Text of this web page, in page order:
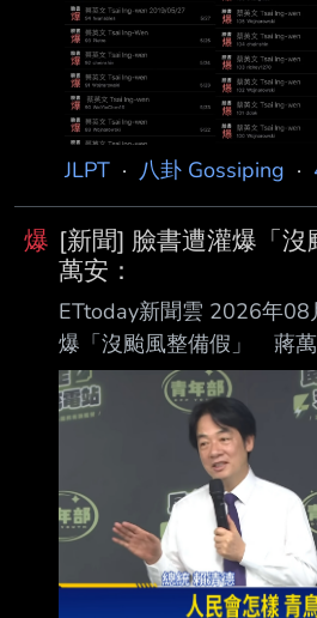
JLPT · 八卦 Gossiping ·
爆 [新聞] 臉書遭灌爆「
萬安：
ETtoday新聞雲 2026年
爆「沒颱風整備假」 蔣萬
陸上警報 記者鄭佩玟／台
豚雖未直接朝台灣撲來，
影響北台灣，中央氣象署
分持續發布海上颱風警報
署這次沒有發布陸 上颱風
論後今天就沒有宣布停班
下午或傍晚 時間，慢慢經
西移動，漸漸就會趨緩。